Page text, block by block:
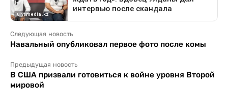
Следующая новость
Навальный опубликовал первое фото после комы
Предыдущая новость
В США призвали готовиться к войне уровня Второй
мировой